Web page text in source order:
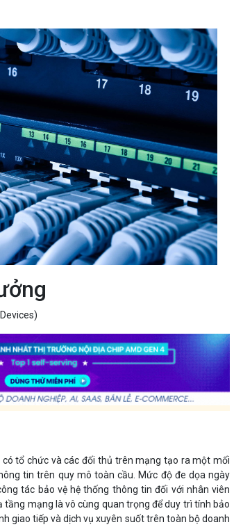
tổ chức và các đối thủ trên mạng tạo ra một mối
tin trên quy mô toàn cầu. Mức độ đe dọa ngày
tác bảo vệ hệ thống thông tin đối với nhân viên
tầng mạng là vô cùng quan trọng để duy trì tính bảo
giao tiếp và dịch vụ xuyên suốt trên toàn bộ doanh